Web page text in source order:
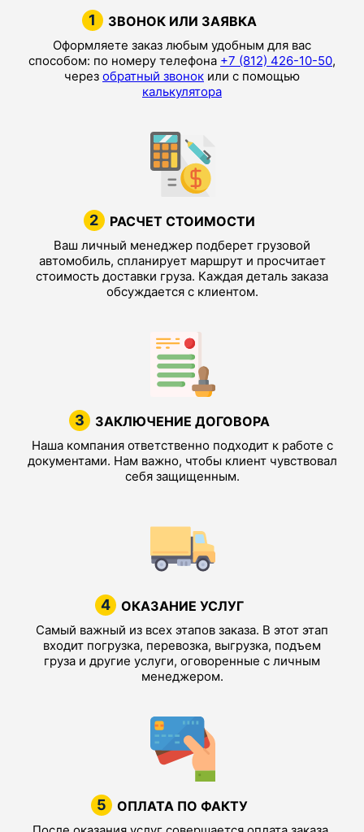
1 ЗВОНОК ИЛИ ЗАЯВКА
Оформляете заказ любым удобным для вас
способом: по номеру телефона +7 (812) 426-10-50,
через обратный звонок или с помощью
калькулятора
2 РАСЧЕТ СТОИМОСТИ
Ваш личный менеджер подберет грузовой
автомобиль, спланирует маршрут и просчитает
стоимость доставки груза. Каждая деталь заказа
обсуждается с клиентом.
3 ЗАКЛЮЧЕНИЕ ДОГОВОРА
Наша компания ответственно подходит к работе с
документами. Нам важно, чтобы клиент чувствовал
себя защищенным.
4 ОКАЗАНИЕ УСЛУГ
Самый важный из всех этапов заказа. В этот этап
входит погрузка, перевозка, выгрузка, подъем
груза и другие услуги, оговоренные с личным
менеджером.
5 ОПЛАТА ПО ФАКТУ